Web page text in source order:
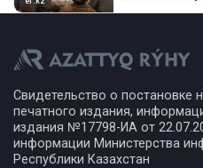
Свидетельство о постановке
печатного издания,
издания №17798-ИА от
информации Министерства
Республики Казахстан